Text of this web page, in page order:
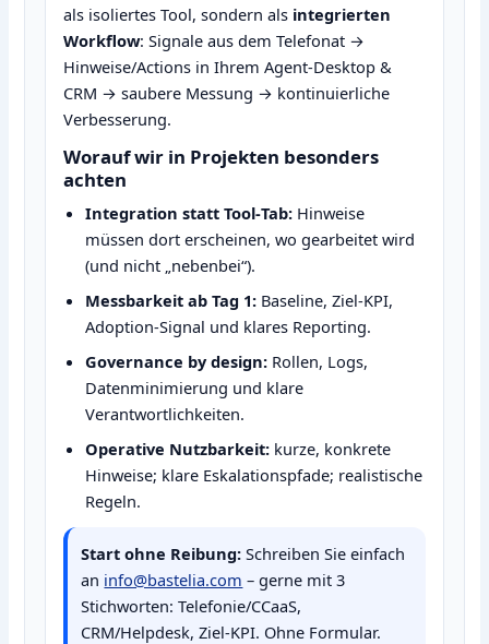
als isoliertes Tool, sondern als integrierten
Workflow: Signale aus dem Telefonat →
Hinweise/Actions in Ihrem Agent‑Desktop &
CRM → saubere Messung → kontinuierliche
Verbesserung.
Worauf wir in Projekten besonders
achten
Integration statt Tool‑Tab: Hinweise
müssen dort erscheinen, wo gearbeitet wird
(und nicht „nebenbei“).
Messbarkeit ab Tag 1: Baseline, Ziel‑KPI,
Adoption‑Signal und klares Reporting.
Governance by design: Rollen, Logs,
Datenminimierung und klare
Verantwortlichkeiten.
Operative Nutzbarkeit: kurze, konkrete
Hinweise; klare Eskalationspfade; realistische
Regeln.
Start ohne Reibung: Schreiben Sie einfach
an info@bastelia.com – gerne mit 3
Stichworten: Telefonie/CCaaS,
CRM/Helpdesk, Ziel‑KPI. Ohne Formular.